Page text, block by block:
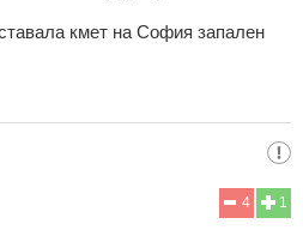
кмет на София запален
1
4